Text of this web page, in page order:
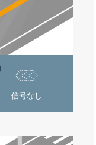
信号なし